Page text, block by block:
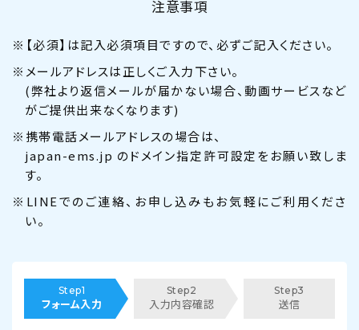
注意事項
※【必須】は記入必須項目ですので、必ずご記入ください。
※メールアドレスは正しくご入力下さい。
(弊社より返信メールが届かない場合、動画サービスなど
がご提供出来なくなります)
※携帯電話メールアドレスの場合は、
japan-ems.jp のドメイン指定許可設定をお願い致しま
す。
※LINEでのご連絡、お申し込みもお気軽にご利用くださ
い。
Step1
フォーム入力
Step2
入力内容確認
Step3
送信